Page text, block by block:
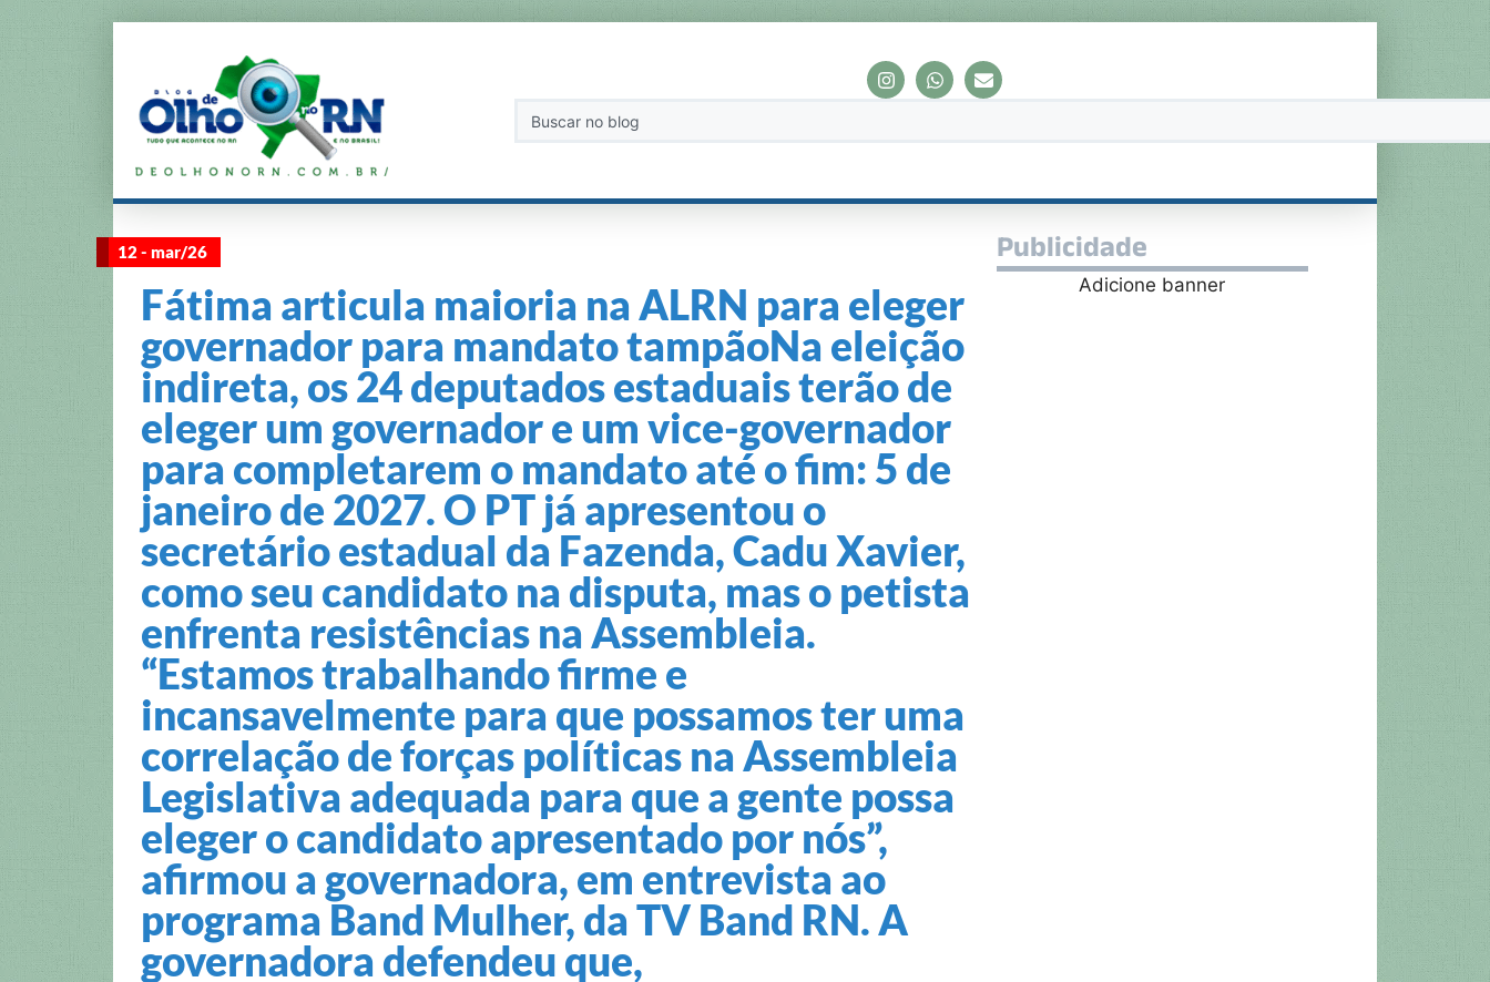
12 - mar/26
Fátima articula maioria na ALRN para eleger
governador para mandato tampãoNa eleição
indireta, os 24 deputados estaduais terão de
eleger um governador e um vice-governador
para completarem o mandato até o fim: 5 de
janeiro de 2027. O PT já apresentou o
secretário estadual da Fazenda, Cadu Xavier,
como seu candidato na disputa, mas o petista
enfrenta resistências na Assembleia.
“Estamos trabalhando firme e
incansavelmente para que possamos ter uma
correlação de forças políticas na Assembleia
Legislativa adequada para que a gente possa
eleger o candidato apresentado por nós”,
afirmou a governadora, em entrevista ao
programa Band Mulher, da TV Band RN. A
governadora defendeu que,
Publicidade
Adicione banner